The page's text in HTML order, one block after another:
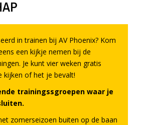
in trainen bij AV Phoenix? Kom
een kijkje nemen bij de
Je kunt vier weken gratis
kijken of het je bevalt!
trainingssgroepen waar je
zomerseizoen buiten op de baan